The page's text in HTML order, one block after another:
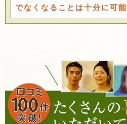
でなくなることは十分に可能